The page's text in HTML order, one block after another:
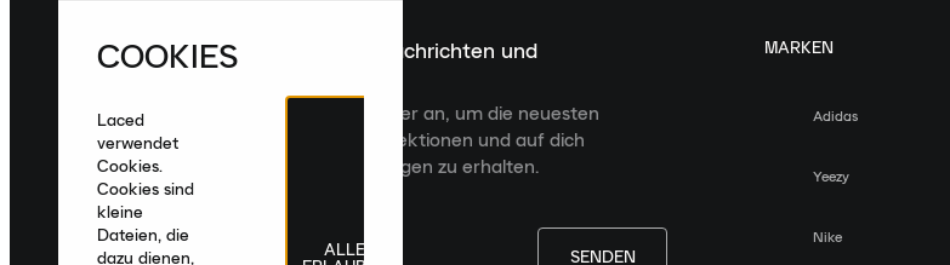
Melde dich für die neuesten Nachrichten und
Veröffentlichungen an
Melde dich für den Laced Newsletter an, um die neuesten
Veröffentlichungen, kuratierte Kollektionen und auf dich
zugeschnittene Produktempfehlungen zu erhalten.
SENDEN
MARKEN
Adidas
Yeezy
Nike
COOKIES
Laced
verwendet
Cookies.
Cookies sind
kleine
Dateien, die
dazu dienen,
ALLE